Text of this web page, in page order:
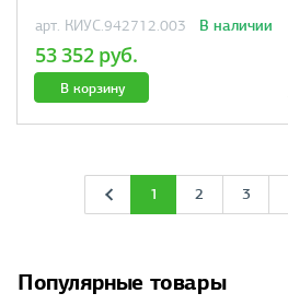
арт. КИУС.942712.003 В наличии
53 352 руб.
В корзину
1 2 3
Популярные товары